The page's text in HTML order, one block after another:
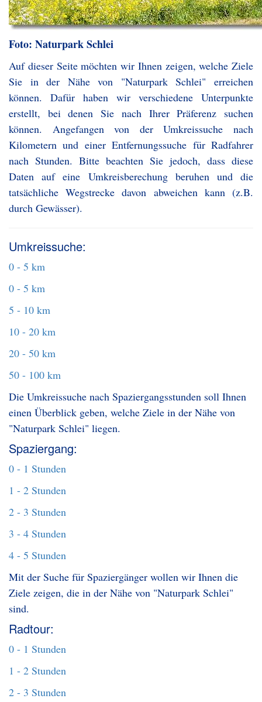
Foto: Naturpark Schlei
Auf dieser Seite möchten wir Ihnen zeigen, welche Ziele
Sie in der Nähe von "Naturpark Schlei" erreichen
können. Dafür haben wir verschiedene Unterpunkte
erstellt, bei denen Sie nach Ihrer Präferenz suchen
können. Angefangen von der Umkreissuche nach
Kilometern und einer Entfernungssuche für Radfahrer
nach Stunden. Bitte beachten Sie jedoch, dass diese
Daten auf eine Umkreisberechung beruhen und die
tatsächliche Wegstrecke davon abweichen kann (z.B.
durch Gewässer).
Umkreissuche:
0 - 5 km
0 - 5 km
5 - 10 km
10 - 20 km
20 - 50 km
50 - 100 km
Die Umkreissuche nach Spaziergangsstunden soll Ihnen
einen Überblick geben, welche Ziele in der Nähe von
"Naturpark Schlei" liegen.
Spaziergang:
0 - 1 Stunden
1 - 2 Stunden
2 - 3 Stunden
3 - 4 Stunden
4 - 5 Stunden
Mit der Suche für Spaziergänger wollen wir Ihnen die
Ziele zeigen, die in der Nähe von "Naturpark Schlei"
sind.
Radtour:
0 - 1 Stunden
1 - 2 Stunden
2 - 3 Stunden